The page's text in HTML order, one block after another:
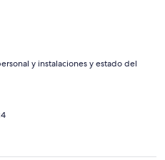
y instalaciones y estado del